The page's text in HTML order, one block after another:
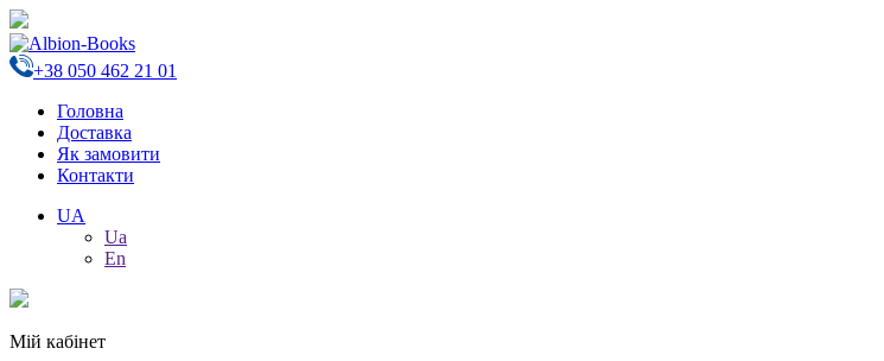
+38 050 462 21 01
Головна
Доставка
Як замовити
Контакти
UA
Ua
En
Мій кабінет